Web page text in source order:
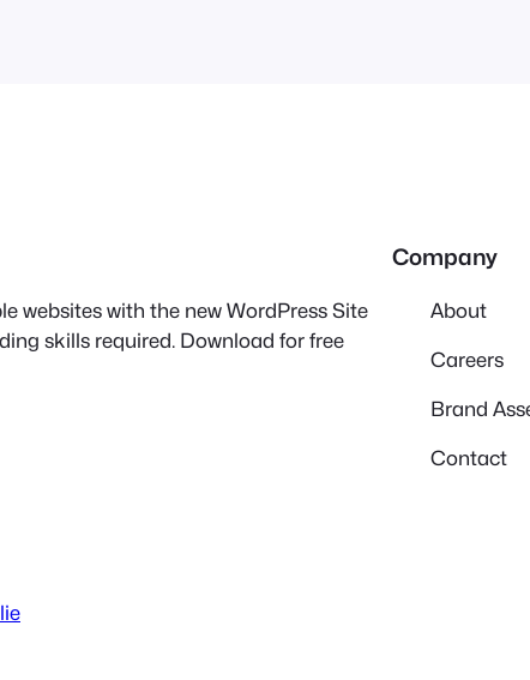
websites with the new WordPress Site
skills required. Download for free
Company
About
Careers
Brand
Contact